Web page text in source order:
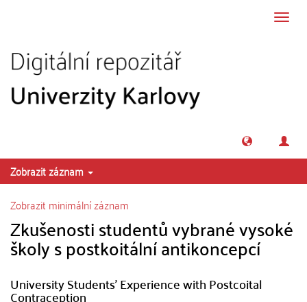
Zobrazit záznam
Zobrazit minimální záznam
Zkušenosti studentů vybrané vysoké
školy s postkoitální antikoncepcí
University Students' Experience with Postcoital
Contraception